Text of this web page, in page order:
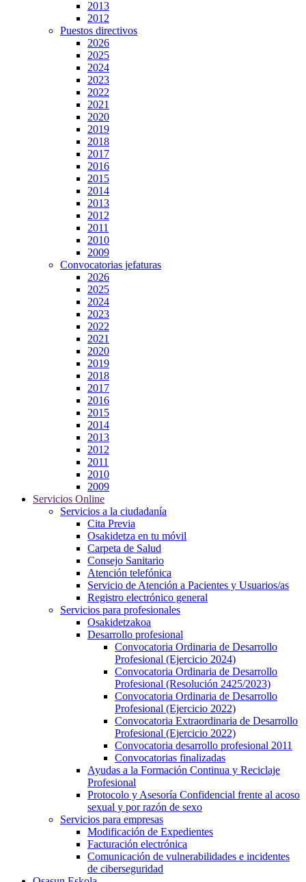
2013
2012
Puestos directivos
2026
2025
2024
2023
2022
2021
2020
2019
2018
2017
2016
2015
2014
2013
2012
2011
2010
2009
Convocatorias jefaturas
2026
2025
2024
2023
2022
2021
2020
2019
2018
2017
2016
2015
2014
2013
2012
2011
2010
2009
Servicios Online
Servicios a la ciudadanía
Cita Previa
Osakidetza en tu móvil
Carpeta de Salud
Consejo Sanitario
Atención telefónica
Servicio de Atención a Pacientes y Usuarios/as
Registro electrónico general
Servicios para profesionales
Osakidetzakoa
Desarrollo profesional
Convocatoria Ordinaria de Desarrollo
Profesional (Ejercicio 2024)
Convocatoria Ordinaria de Desarrollo
Profesional (Resolución 2425/2023)
Convocatoria Ordinaria de Desarrollo
Profesional (Ejercicio 2022)
Convocatoria Extraordinaria de Desarrollo
Profesional (Ejercicio 2022)
Convocatoria desarrollo profesional 2011
Convocatorias finalizadas
Ayudas a la Formación Continua y Reciclaje
Profesional
Protocolo y Asesoría Confidencial frente al acoso
sexual y por razón de sexo
Servicios para empresas
Modificación de Expedientes
Facturación electrónica
Comunicación de vulnerabilidades e incidentes
de ciberseguridad